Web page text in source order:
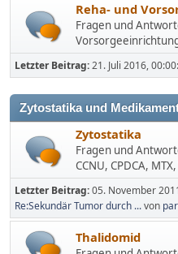
Reha- und
Fragen und
Letzter Beitrag:21. Juli 2016,
Zytostatika und
Zytostatika
Fragen und
CCNU, CPDCA,
Letzter Beitrag:05. November
Re:Sekundär Tumor durch ...von
Thalidomid